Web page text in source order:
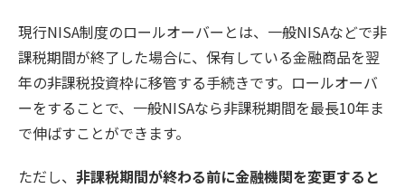
現行NISA制度のロールオーバーとは、一般NISAなどで非
課税期間が終了した場合に、保有している金融商品を翌
年の非課税投資枠に移管する手続きです。ロールオーバ
ーをすることで、一般NISAなら非課税期間を最長10年ま
で伸ばすことができます。
ただし、 非課税期間が終わる前に金融機関を変更すると